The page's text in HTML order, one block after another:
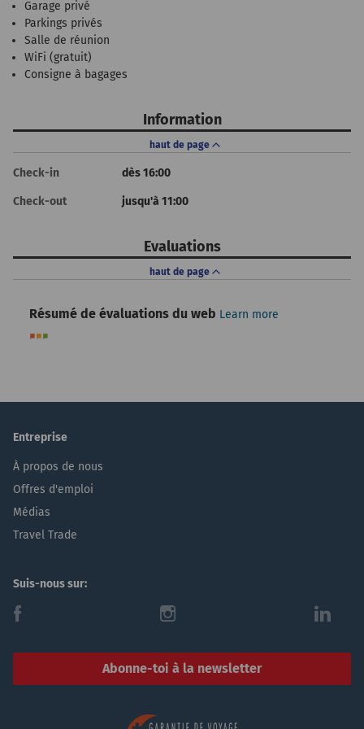
Garage privé
Parkings privés
Salle de réunion
WiFi (gratuit)
Consigne à bagages
Information
haut de page
Check-in dès 16:00
Check-out jusqu'à 11:00
Evaluations
haut de page
Résumé de évaluations du web Learn more
Entreprise
À propos de nous
Offres d'emploi
Médias
Travel Trade
Suis-nous sur:
f i l
Abonne-toi à la newsletter